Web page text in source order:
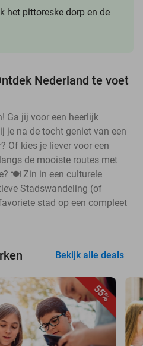
het pittoreske dorp en de
Nederland te voet
Ga jij voor een heerlijk
je na de tocht geniet van een
Of kies je liever voor een
de mooiste routes met
🍽️ Zin in een culturele
Stadswandeling (of
stad op een compleet
Bekijk alle deals
55%